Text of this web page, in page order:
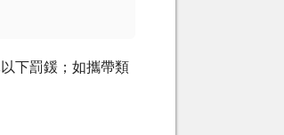
下罰鍰；如攜帶類